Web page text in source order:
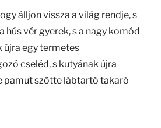
álljon vissza a világ rendje, s
hús vér gyerek, s a nagy komód
újra egy termetes
cseléd, s kutyának újra
pamut szőtte lábtartó takaró